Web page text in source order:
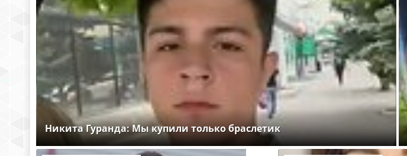
Никита Гуранда: Мы купили только браслетик